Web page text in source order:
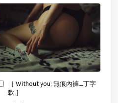
［ Without you; 無痕內褲_丁字
款 ］